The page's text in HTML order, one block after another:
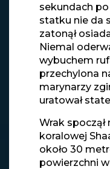
sekundach
statku nie da
zatonął
Niemal
wybuchem
przechylona
marynarzy
uratował
Wrak
koralowej
około 30
powierzchni